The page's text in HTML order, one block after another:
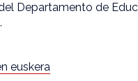
Departamento de
euskera